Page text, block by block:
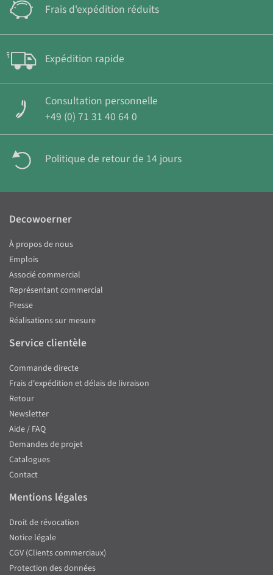
Frais d'expédition réduits
Expédition rapide
Consultation personnelle
+49 (0) 71 31 40 64 0
Politique de retour de 14 jours
Decowoerner
À propos de nous
Emplois
Associé commercial
Représentant commercial
Presse
Réalisations sur mesure
Service clientèle
Commande directe
Frais d'expédition et délais de livraison
Retour
Newsletter
Aide / FAQ
Demandes de projet
Catalogues
Contact
Mentions légales
Droit de révocation
Notice légale
CGV (Clients commerciaux)
Protection des données